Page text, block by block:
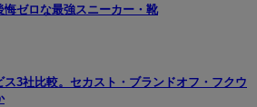
悔ゼロな最強スニーカー・靴
ス3社比較。セカスト・ブランドオフ・フクウ